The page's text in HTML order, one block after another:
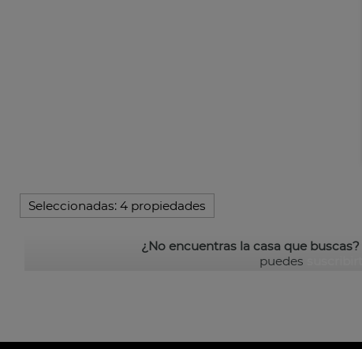
Seleccionadas: 4 propiedades
¿No encuentras la casa que buscas?
puedes